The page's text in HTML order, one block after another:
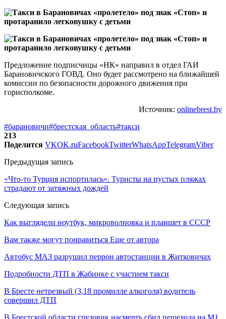
Предложение подписчицы «НК» направил в отдел ГАИ
Барановичского ГОВД. Оно будет рассмотрено на ближайшей
комиссии по безопасности дорожного движения при
горисполкоме.
Источник: onlinebrest.by
#барановичи#брестская_область#такси
213
Поделится VKOK.ruFacebookTwitterWhatsAppTelegramViber
Предыдущая запись
«Что-то Турция испортилась». Туристы на пустых пляжах
страдают от затяжных дождей
Следующая запись
Как выглядели ноутбук, микроволновка и планшет в СССР
Вам также могут понравиться Еще от автора
Автобус МАЗ разрушил перрон автостанции в Житковичах
Подробности ДТП в Жабинке с участием такси
В Бресте нетрезвый (3,18 промилле алкоголя) водитель
совершил ДТП
В Брестской области грузовик насмерть сбил пешехода на М1